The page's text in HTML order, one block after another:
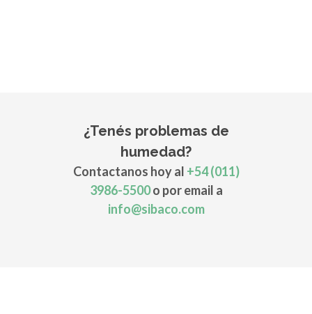
¿Tenés problemas de
humedad?
Contactanos hoy al +54 (011)
3986-5500o por email a
info@sibaco.com